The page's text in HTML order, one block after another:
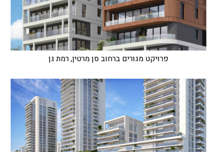
פרויקט מגורים ברחוב סן מרטין, רמת גן